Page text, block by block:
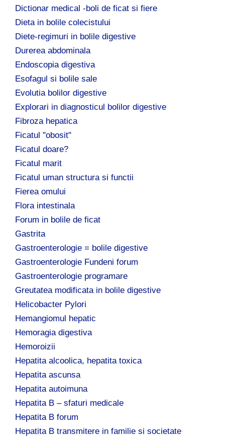
Dictionar medical -boli de ficat si fiere
Dieta in bolile colecistului
Diete-regimuri in bolile digestive
Durerea abdominala
Endoscopia digestiva
Esofagul si bolile sale
Evolutia bolilor digestive
Explorari in diagnosticul bolilor digestive
Fibroza hepatica
Ficatul "obosit"
Ficatul doare?
Ficatul marit
Ficatul uman structura si functii
Fierea omului
Flora intestinala
Forum in bolile de ficat
Gastrita
Gastroenterologie = bolile digestive
Gastroenterologie Fundeni forum
Gastroenterologie programare
Greutatea modificata in bolile digestive
Helicobacter Pylori
Hemangiomul hepatic
Hemoragia digestiva
Hemoroizii
Hepatita alcoolica, hepatita toxica
Hepatita ascunsa
Hepatita autoimuna
Hepatita B – sfaturi medicale
Hepatita B forum
Hepatita B transmitere in familie si societate